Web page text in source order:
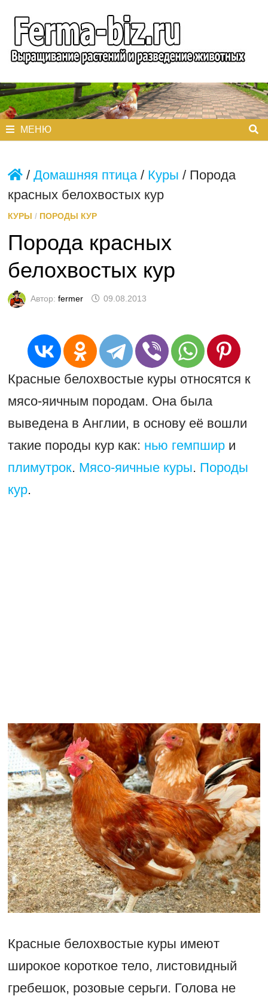
содержимому
МЕНЮ
/ Домашняя птица/ Куры / Порода
красных белохвостых кур
КУРЫ / ПОРОДЫ КУР
Порода красных
белохвостых кур
Автор: fermer 09.08.2013
Красные белохвостые куры относятся к
мясо-яичным породам. Она была
выведена в Англии, в основу её вошли
такие породы кур как: нью гемпшири
плимутрок. Мясо-яичные куры. Породы
кур.
Красные белохвостые куры имеют
широкое короткое тело, листовидный
гребешок, розовые серьги. Голова не